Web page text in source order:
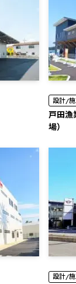
設計/
⼾⽥漁
場）
設計/